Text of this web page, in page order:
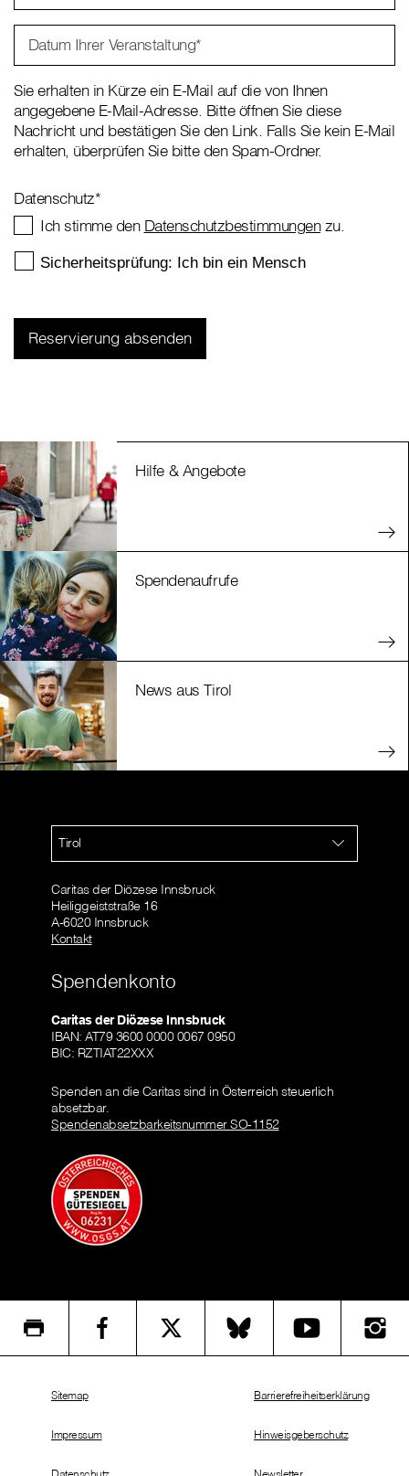
Datum Ihrer Veranstaltung*
Sie erhalten in Kürze ein E-Mail auf die von Ihnen
angegebene E-Mail-Adresse. Bitte öffnen Sie diese
Nachricht und bestätigen Sie den Link. Falls Sie kein E-Mail
erhalten, überprüfen Sie bitte den Spam-Ordner.
Datenschutz*
Ich stimme den Datenschutzbestimmungenzu.
Hilfe & Angebote
Spendenaufrufe
News aus Tirol
Tirol
Caritas der Diözese Innsbruck
Heiliggeiststraße 16
A-6020 Innsbruck
Kontakt
Spendenkonto
Caritas der Diözese Innsbruck
IBAN: AT79 3600 0000 0067 0950
BIC: RZTIAT22XXX
Spenden an die Caritas sind in Österreich steuerlich
absetzbar.
Spendenabsetzbarkeitsnummer SO-1152
Sitemap
Impressum
Barrierefreiheitserklärung
Hinweisgeberschutz